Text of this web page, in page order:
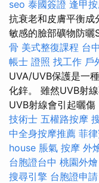
seo 泰國簽證 逢甲
抗衰老和皮膚平衡成
敏感的臉部礦物防曬
骨 美式整復課程 台
帳士 證照 找工作 戶
UVA/UVB保護是一
化鋅。 雖然UVB射
UVB射線會引起曬傷
技術士 五權路按摩
中全身按摩推薦 菲
house 脹氣 按摩 外
台胞證台中 桃園外燴
搜尋引擎 台胞證申請